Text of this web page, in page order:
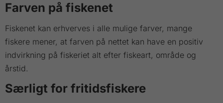
Farven på fiskenet
Fiskenet kan erhverves i alle mulige farver, mange
fiskere mener, at farven på nettet kan have en positiv
indvirkning på fiskeriet alt efter fiskeart, område og
årstid.
Særligt for fritidsfiskere